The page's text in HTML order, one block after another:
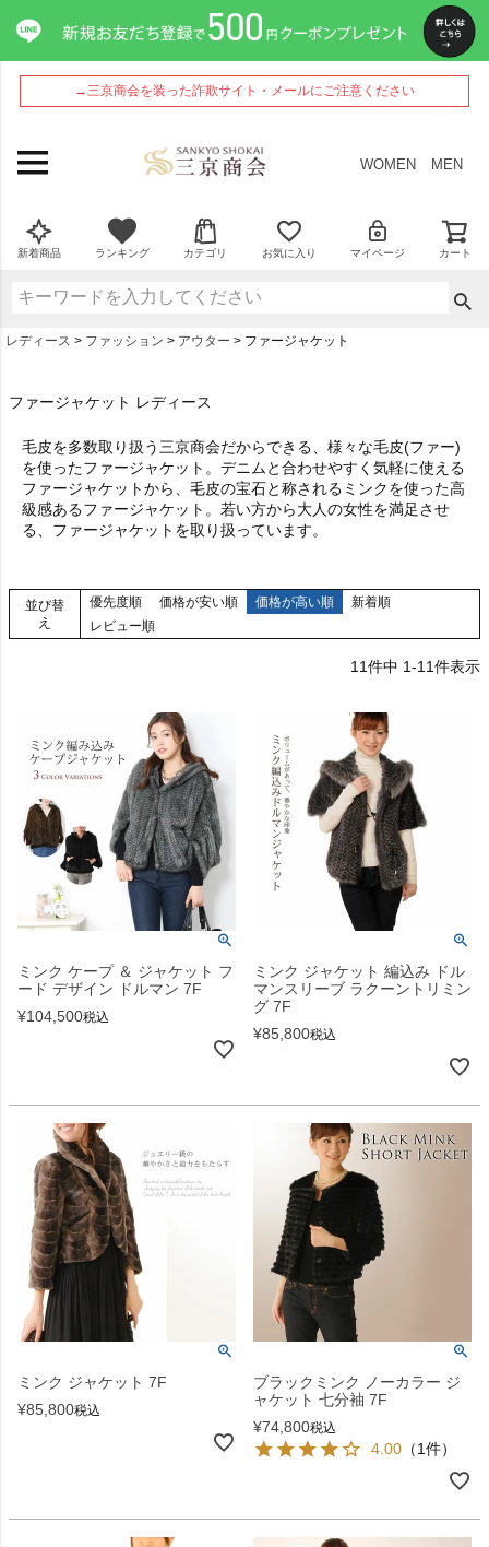
→三京商会を装った詐欺サイト・メールにご注意ください
WOMEN MEN
新着商品 ランキング カテゴリ お気に入り マイページ カート
レディース ファッション アウター ファージャケット
ファージャケット レディース
毛皮を多数取り扱う三京商会だからできる、様々な毛皮(ファー)
を使ったファージャケット。デニムと合わせやすく気軽に使える
ファージャケットから、毛皮の宝石と称されるミンクを使った高
級感あるファージャケット。若い方から大人の女性を満足させ
る、ファージャケットを取り扱っています。
並び替
え
優先度順 価格が安い順 価格が高い順
新着順
レビュー順
11件中 1-11件表示
ミンク ケープ ＆ ジャケット フ
ード デザイン ドルマン 7F
¥104,500税込
ミンク ジャケット 編込み ドル
マンスリーブ ラクーントリミン
グ 7F
¥85,800税込
ミンク ジャケット 7F
¥85,800税込
ブラックミンク ノーカラー ジ
ャケット 七分袖 7F
¥74,800税込
4.00 （1件）